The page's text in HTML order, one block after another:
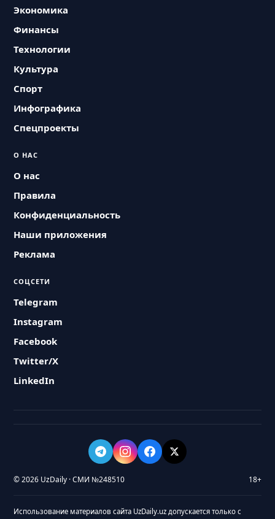
Экономика
Финансы
Технологии
Культура
Спорт
Инфографика
Спецпроекты
О НАС
О нас
Правила
Конфиденциальность
Наши приложения
Реклама
СОЦСЕТИ
Telegram
Instagram
Facebook
Twitter/X
LinkedIn
© 2026 UzDaily · СМИ №248510 18+
Использование материалов сайта UzDaily.uz допускается только с